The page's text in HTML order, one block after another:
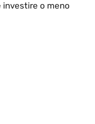
o meno